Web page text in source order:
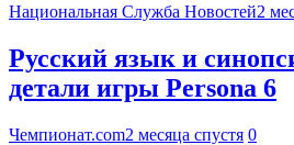
Национальная Служба Новостей2
Русский язык и
детали игры Persona 6
Чемпионат.com2 месяца спустя 0